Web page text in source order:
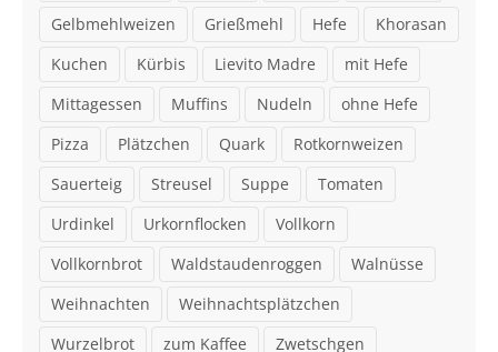
Gelbmehlweizen
Grießmehl Hefe
Khorasan
Kuchen
Kürbis Lievito Madre
mit Hefe
Mittagessen
Muffins Nudeln
ohne Hefe
Pizza
Plätzchen Quark
Rotkornweizen
Sauerteig
Streusel Suppe
Tomaten
Urdinkel
Urkornflocken
Vollkorn
Vollkornbrot
Waldstaudenroggen
Walnüsse
Weihnachten
Weihnachtsplätzchen
Wurzelbrot
zum Kaffee Zwetschgen